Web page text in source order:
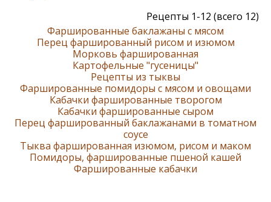
Рецепты 1-12 (всего 12)
Фаршированные баклажаны с мясом
Перец фаршированный рисом и изюмом
Морковь фаршированная
Картофельные "гусеницы"
Рецепты из тыквы
Фаршированные помидоры с мясом и овощами
Кабачки фаршированные творогом
Кабачки фаршированные сыром
Перец фаршированный баклажанами в томатном
соусе
Тыква фаршированная изюмом, рисом и маком
Помидоры, фаршированные пшеной кашей
Фаршированные кабачки